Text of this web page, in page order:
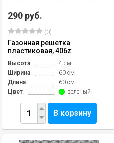
290 руб.
(0)
Газонная решетка
пластиковая, 406z
Высота
4 см
Ширина
60 см
Длина
60 см
Цвет
зеленый
В корзину